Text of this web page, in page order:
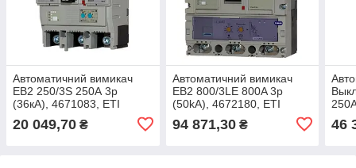
Автоматичний вимикач
EB2 250/3S 250А 3р
(36кА), 4671083, ETI
20 049,70 ₴
Автоматичний вимикач
EB2 800/3LE 800A 3p
(50kA), 4672180, ETI
94 871,30₴ 46